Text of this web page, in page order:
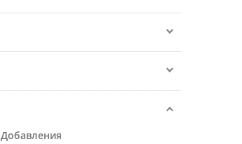
Добавления